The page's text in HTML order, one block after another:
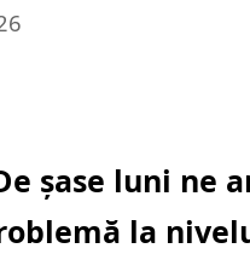
șase luni ne
la